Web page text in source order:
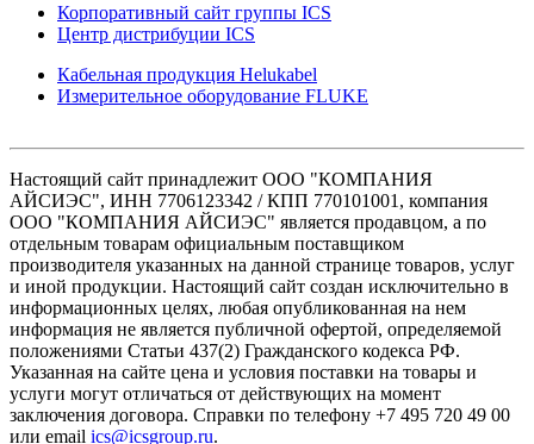
Корпоративный сайт группы ICS
Центр дистрибуции ICS
Кабельная продукция Helukabel
Измерительное оборудование FLUKE
Настоящий сайт принадлежит ООО "КОМПАНИЯ
АЙСИЭС", ИНН 7706123342 / КПП 770101001, компания
ООО "КОМПАНИЯ АЙСИЭС" является продавцом, а по
отдельным товарам официальным поставщиком
производителя указанных на данной странице товаров, услуг
и иной продукции. Настоящий сайт создан исключительно в
информационных целях, любая опубликованная на нем
информация не является публичной офертой, определяемой
положениями Статьи 437(2) Гражданского кодекса РФ.
Указанная на сайте цена и условия поставки на товары и
услуги могут отличаться от действующих на момент
заключения договора. Справки по телефону +7 495 720 49 00
или email ics@icsgroup.ru.